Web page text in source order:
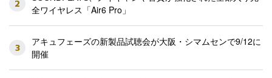
2
全ワイヤレス「Air6 Pro」
3
アキュフェーズの新製品試聴会が大阪・シマムセンで9/12に
開催